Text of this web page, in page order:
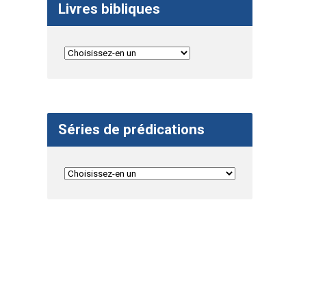
Livres bibliques
Séries de prédications